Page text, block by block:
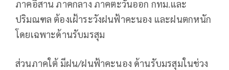
ภาคอีสาน ภาคกลาง ภาคตะวันออก กทม.และ
ปริมณฑล ต้องเฝ้าระวังฝนฟ้าคะนอง และฝนตกหนัก
โดยเฉพาะด้านรับมรสุม
ส่วนภาคใต้ มีฝน/ฝนฟ้าคะนอง ด้านรับมรสุมในช่วง